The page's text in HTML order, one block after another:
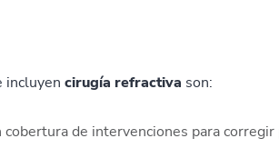
incluyen cirugía refractiva son:
cobertura de intervenciones para